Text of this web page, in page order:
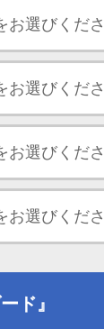
ド』